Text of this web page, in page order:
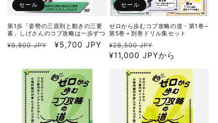
セール
第1歩「姿勢の三原則と動きの三要
素」しげさんのコブ攻略は一歩ずつ
通
¥9,800 JPY
セ
価
格
¥5,700 JPY
セール
ゼロから歩むコブ攻略の道・第1巻~
第5巻＋別巻ドリル集セット
通
常
¥28,500 JPY
ー
価
格
¥11,000 JPYから